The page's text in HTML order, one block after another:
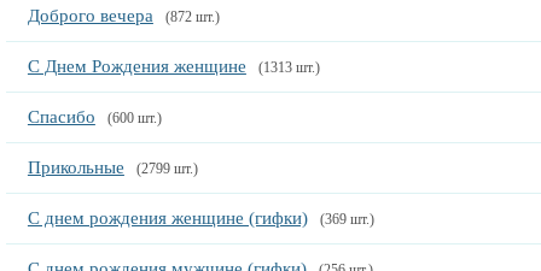
Доброго вечера (872 шт.)
С Днем Рождения женщине (1313 шт.)
Спасибо (600 шт.)
Прикольные (2799 шт.)
С днем рождения женщине (гифки) (369 шт.)